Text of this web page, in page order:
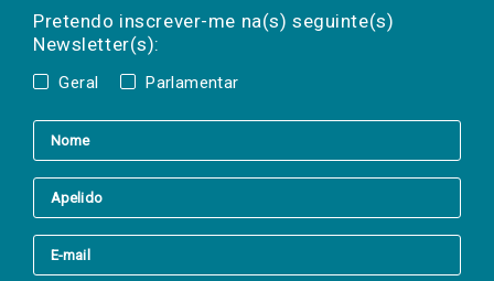
Pretendo inscrever-me na(s) seguinte(s)
Newsletter(s):
Geral Parlamentar
a(s) newsletter(s).
mail